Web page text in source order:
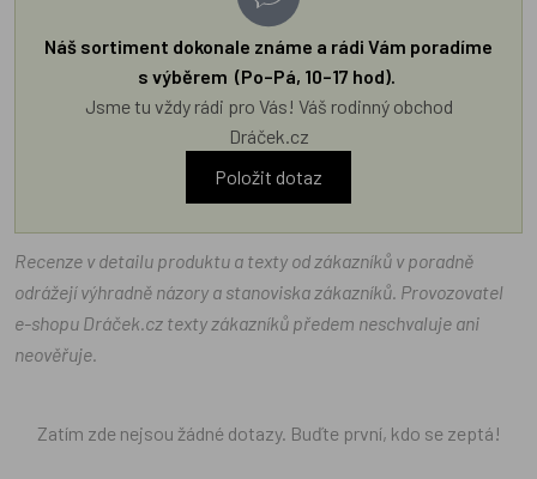
Náš sortiment dokonale známe a rádi Vám poradíme
s výběrem (Po–Pá, 10–17 hod).
Jsme tu vždy rádi pro Vás! Váš rodinný obchod
Dráček.cz
Položit dotaz
Recenze v detailu produktu a texty od zákazníků v poradně
odrážejí výhradně názory a stanoviska zákazníků. Provozovatel
e-shopu Dráček.cz texty zákazníků předem neschvaluje ani
neověřuje.
Zatím zde nejsou žádné dotazy. Buďte první, kdo se zeptá!